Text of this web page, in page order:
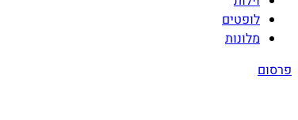
לופטים
מלונות
פרסום